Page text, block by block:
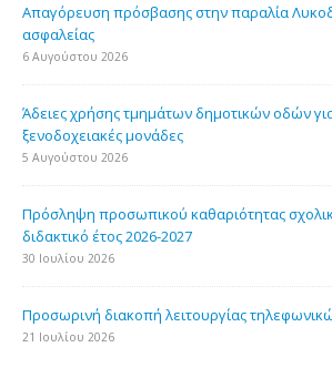
Απαγόρευση πρόσβασης στην παραλία
ασφαλείας
6 Αυγούστου 2026
Άδειες χρήσης τμημάτων δημοτικών οδών
ξενοδοχειακές μονάδες
5 Αυγούστου 2026
Πρόσληψη προσωπικού καθαριότητας
διδακτικό έτος 2026-2027
30 Ιουλίου 2026
Προσωρινή διακοπή λειτουργίας
21 Ιουλίου 2026